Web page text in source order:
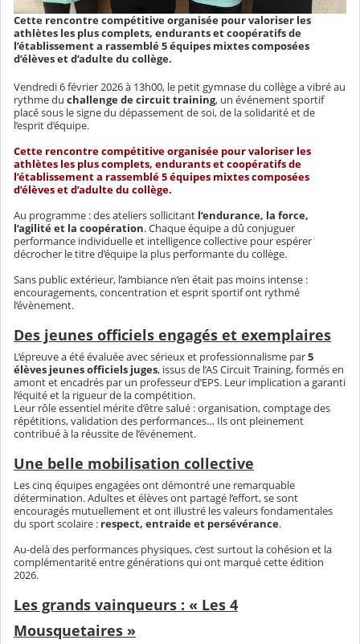
Cette rencontre compétitive organisée pour valoriser les
athlètes les plus complets, endurants et coopératifs de
l’établissement a rassemblé 5 équipes mixtes composées
d’élèves et d’adulte du collège.
Vendredi 6 février 2026 à 13h00, le petit gymnase du collège a vibré au
rythme du challenge de circuit training, un événement sportif
placé sous le signe du dépassement de soi, de la solidarité et de
l’esprit d’équipe.
Cette rencontre compétitive organisée pour valoriser les
athlètes les plus complets, endurants et coopératifs de
l’établissement a rassemblé5 équipes mixtescomposées
d’élèves et d’adulte du collège.
Au programme : des ateliers sollicitant l’endurance, la force,
l’agilité et la coopération. Chaque équipe a dû conjuguer
performance individuelle et intelligence collective pour espérer
décrocher le titre d’équipe la plus performante du collège.
Sans public extérieur, l’ambiance n’en était pas moins intense :
encouragements, concentration et esprit sportif ont rythmé
l’évènement.
Des jeunes officiels engagés et exemplaires
L’épreuve a été évaluée avec sérieux et professionnalisme par5
élèves jeunes officiels juges, issus de l’AS Circuit Training, formés en
amont et encadrés par un professeur d’EPS. Leur implication a garanti
l’équité et la rigueur de la compétition.
Leur rôle essentiel mérite d’être salué : organisation, comptage des
répétitions, validation des performances… Ils ont pleinement
contribué à la réussite de l’événement.
Une belle mobilisation collective
Les cinq équipes engagées ont démontré une remarquable
détermination. Adultes et élèves ont partagé l’effort, se sont
encouragés mutuellement et ont illustré les valeurs fondamentales
du sport scolaire : respect, entraide et persévérance.
Au-delà des performances physiques, c’est surtout la cohésion et la
complémentarité entre générations qui ont marqué cette édition
2026.
Les grands vainqueurs : « Les 4
Mousquetaires »